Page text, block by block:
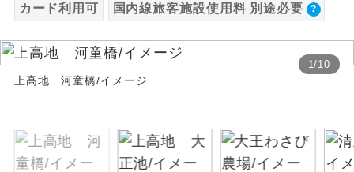
カード利用可 国内線旅客施設使用料 別途必要
1/10
上高地 河童橋/イメージ
世界遺産
ユネスコに登録されている文化遺産や自
然遺産を訪ねるコースです。
絶景 絶景スポットに立ち寄るコースです。
露天風呂
ご宿泊ホテルに露天風呂が付いていま
す。